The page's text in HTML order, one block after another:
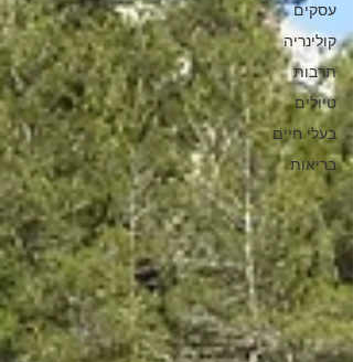
עסקים
קולינריה
תרבות
טיולים
בעלי חיים
בריאות